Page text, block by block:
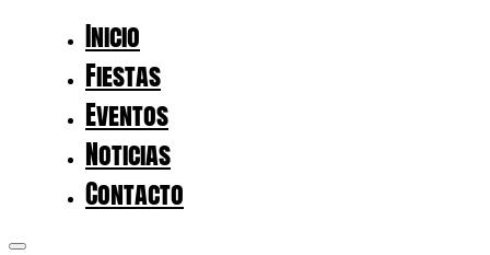
Inicio
Fiestas
Eventos
Noticias
Contacto